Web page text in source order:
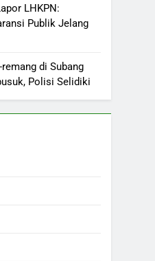
LHKPN:
Publik Jelang
di Subang
Polisi Selidiki